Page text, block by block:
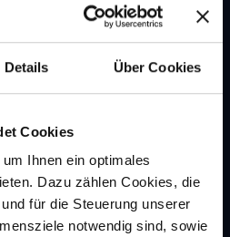
Details Über Cookies
Cookies
Ihnen ein optimales
Dazu zählen Cookies, die
für die Steuerung unserer
notwendig sind, sowie